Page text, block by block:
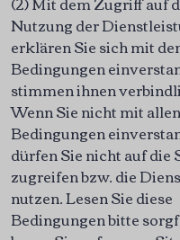
Nutzung der
erklären Sie sich mit
Bedingungen
stimmen ihnen
Wenn Sie nicht mit allen
Bedingungen
dürfen Sie nicht auf die
zugreifen bzw. die
nutzen. Lesen Sie diese
Bedingungen bitte